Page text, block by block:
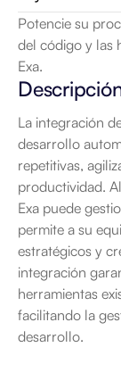
Potencie su
del código y las
Exa.
La integración
desarrollo
repetitivas,
productividad.
Exa puede
permite a su
estratégicos y
integración
herramientas
facilitando la
desarrollo.